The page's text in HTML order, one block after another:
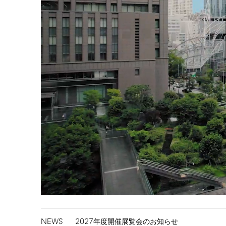
NEWS 2027年度開催展覧会のお知らせ